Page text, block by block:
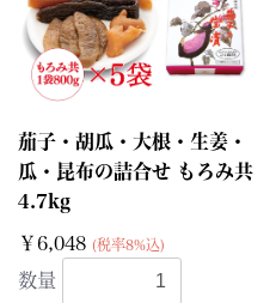
茄子・胡瓜・大根・生姜・
瓜・昆布の詰合せ もろみ共
4.7kg
￥6,048 (税率8%込)
数量